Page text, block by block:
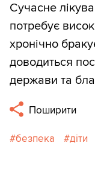
Сучасне
потребує
хронічно
доводиться
держави та
Поширити
безпека діти